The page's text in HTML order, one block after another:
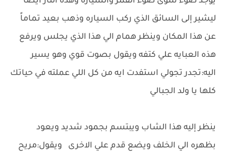
ليشير إلى السائق الذي ركب السياره وذهب بعيد تماماً
عن هذا المكان وينظر همام الي هذا الذي يجلس ويرفع
هذه العبايه علي كتفه ويقول بصوت قوي وهو يسير
اليه:تجدر تجولي استفدت ايه من كل اللي عملته في حياتك
كلها يا ولد الجبالي
ينظر إليه هذا الشاب ويبتسم بجمود شديد ويعود
بظهره الي الخلف ويضع قدم علي الاخرى ويقول:مريح